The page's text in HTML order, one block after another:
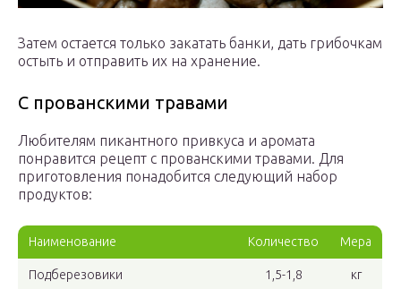
Затем остается только закатать банки, дать грибочкам
остыть и отправить их на хранение.
С прованскими травами
Любителям пикантного привкуса и аромата
понравится рецепт с прованскими травами. Для
приготовления понадобится следующий набор
продуктов:
Наименование Количество Мера
Подберезовики 1,5-1,8 кг